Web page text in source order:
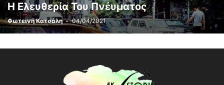
Η Ελευθερία Του Πνέυματος
Φωτεινή Κατσάλη - 04/04/2021